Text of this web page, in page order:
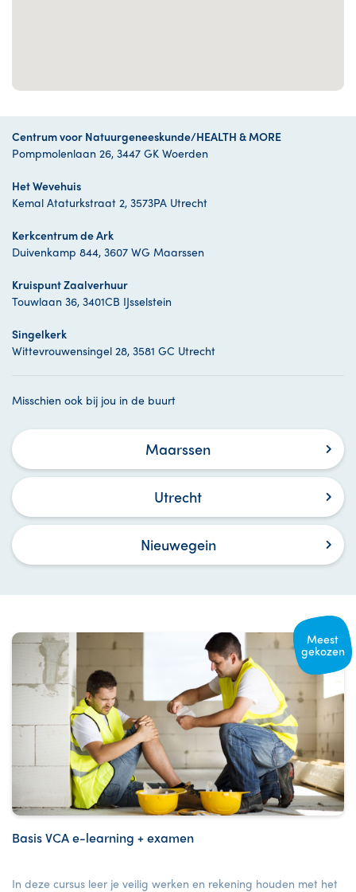
Meest
gekozen
Basis VCA e-learning + examen
In deze cursus leer je veilig werken en rekening houden met het
Centrum voor Natuurgeneeskunde/HEALTH & MORE
Pompmolenlaan 26, 3447 GK Woerden
Het Wevehuis
Kemal Ataturkstraat 2, 3573PA Utrecht
Kerkcentrum de Ark
Duivenkamp 844, 3607 WG Maarssen
Kruispunt Zaalverhuur
Touwlaan 36, 3401CB IJsselstein
Singelkerk
Wittevrouwensingel 28, 3581 GC Utrecht
Misschien ook bij jou in de buurt
Maarssen
Utrecht
Nieuwegein